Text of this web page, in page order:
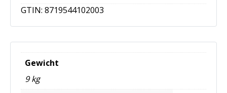
GTIN: 8719544102003
Gewicht
9 kg